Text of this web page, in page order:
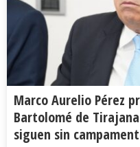
Marco Aurelio Pérez
Bartolomé de
siguen sin